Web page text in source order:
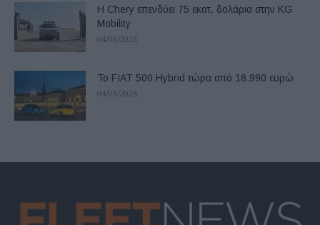
Η Chery επενδύει 75 εκατ. δολάρια στην KG
Mobility
04/08/2026
Το FIAT 500 Hybrid τώρα από 18.990 ευρώ
04/08/2026